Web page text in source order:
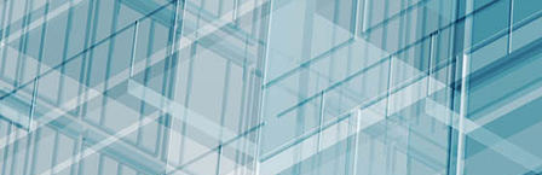
018 - Juvenil Liga Vasca Temporada 23-24